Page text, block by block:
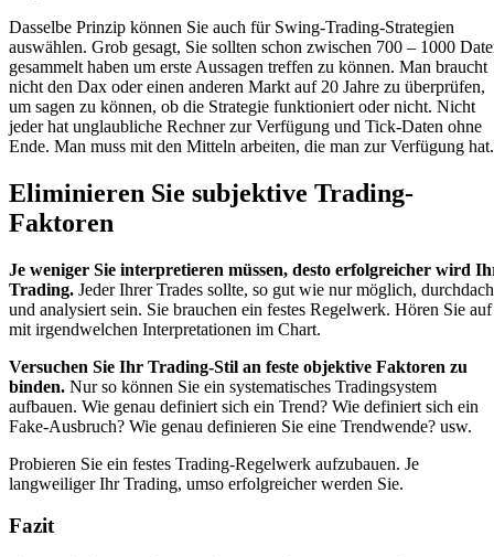
Dasselbe Prinzip können Sie auch für Swing-Trading-Strategien
auswählen. Grob gesagt, Sie sollten schon zwischen 700 – 1000
gesammelt haben um erste Aussagen treffen zu können. Man braucht
nicht den Dax oder einen anderen Markt auf 20 Jahre zu überprüfen,
um sagen zu können, ob die Strategie funktioniert oder nicht. Nicht
jeder hat unglaubliche Rechner zur Verfügung und Tick-Daten ohne
Ende. Man muss mit den Mitteln arbeiten, die man zur Verfügung hat.
Eliminieren Sie subjektive Trading-
Faktoren
Je weniger Sie interpretieren müssen, desto erfolgreicher wird
Trading. Jeder Ihrer Trades sollte, so gut wie nur möglich,
und analysiert sein. Sie brauchen ein festes Regelwerk. Hören Sie auf
mit irgendwelchen Interpretationen im Chart.
Versuchen Sie Ihr Trading-Stil an feste objektive Faktoren zu
binden. Nur so können Sie ein systematisches Tradingsystem
aufbauen. Wie genau definiert sich ein Trend? Wie definiert sich ein
Fake-Ausbruch? Wie genau definieren Sie eine Trendwende? usw.
Probieren Sie ein festes Trading-Regelwerk aufzubauen. Je
langweiliger Ihr Trading, umso erfolgreicher werden Sie.
Fazit